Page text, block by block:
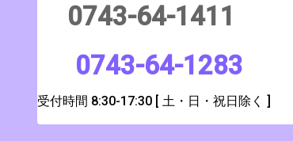
0743-64-1411
0743-64-1283
受付時間 8:30-17:30 [ 土・日・祝日除く ]